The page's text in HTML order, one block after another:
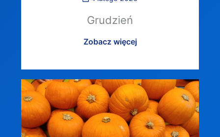
Grudzień
Zobacz więcej